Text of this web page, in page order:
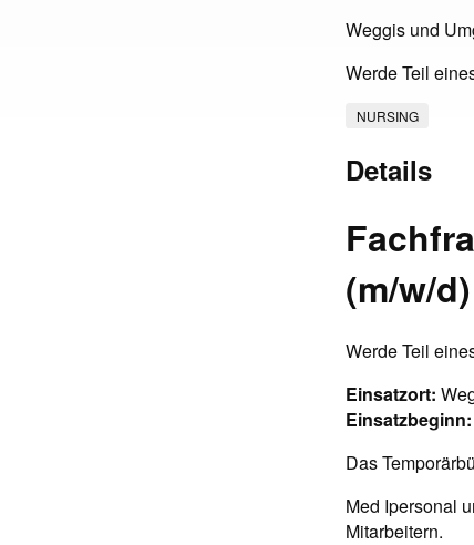
Weggis und
Werde Teil
NURSING
Details
(m/w/d)
Werde Teil
Einsatzort:
Einsatzbeginn:
Das
Med Ipersonal
Mitarbeitern.